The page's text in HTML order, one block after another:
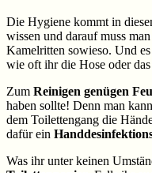
Die Hygiene kommt in
wissen und darauf muss
Kamelritten sowieso. Und
wie oft ihr die Hose oder
Zum Reinigen genügen
haben sollte! Denn man
dem Toilettengang die
dafür ein
Was ihr unter keinen